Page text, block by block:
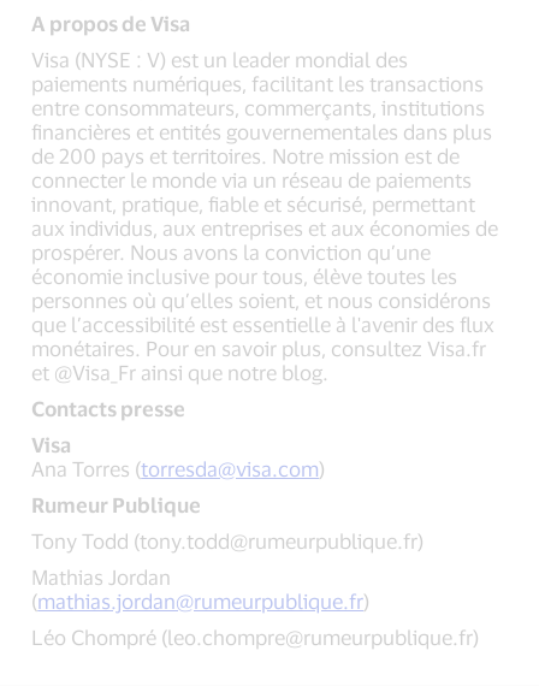
A propos de Visa
Visa (NYSE : V) est un leader mondial des
paiements numériques, facilitant les transactions
entre consommateurs, commerçants, institutions
financières et entités gouvernementales dans plus
de 200 pays et territoires. Notre mission est de
connecter le monde via un réseau de paiements
innovant, pratique, fiable et sécurisé, permettant
aux individus, aux entreprises et aux économies de
prospérer. Nous avons la conviction qu’une
économie inclusive pour tous, élève toutes les
personnes où qu’elles soient, et nous considérons
que l’accessibilité est essentielle à l'avenir des flux
monétaires. Pour en savoir plus, consultez Visa.fr
et @Visa_Fr ainsi que notre blog.
Contacts presse
Visa
Ana Torres (torresda@visa.com)
Rumeur Publique
Tony Todd (tony.todd@rumeurpublique.fr)
Mathias Jordan
(mathias.jordan@rumeurpublique.fr)
Léo Chompré (leo.chompre@rumeurpublique.fr)